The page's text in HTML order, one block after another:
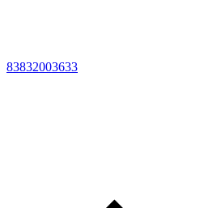
83832003633